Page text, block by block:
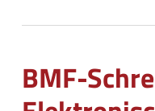
BMF-